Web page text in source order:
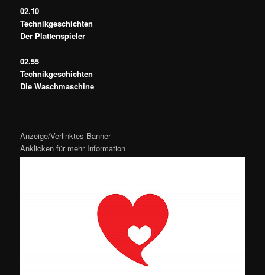
02.10
Technikgeschichten
Der Plattenspieler
02.55
Technikgeschichten
Die Waschmaschine
Anzeige/Verlinktes Banner
Anklicken für mehr Information